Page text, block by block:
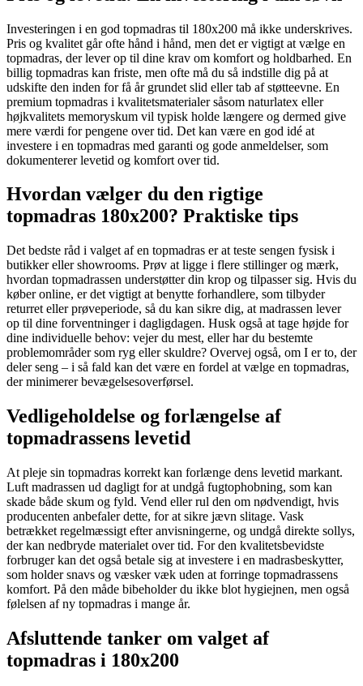
Investeringen i en god topmadras til 180x200 må ikke underskrives.
Pris og kvalitet går ofte hånd i hånd, men det er vigtigt at vælge en
topmadras, der lever op til dine krav om komfort og holdbarhed. En
billig topmadras kan friste, men ofte må du så indstille dig på at
udskifte den inden for få år grundet slid eller tab af støtteevne. En
premium topmadras i kvalitetsmaterialer såsom naturlatex eller
højkvalitets memoryskum vil typisk holde længere og dermed give
mere værdi for pengene over tid. Det kan være en god idé at
investere i en topmadras med garanti og gode anmeldelser, som
dokumenterer levetid og komfort over tid.
Hvordan vælger du den rigtige
topmadras 180x200? Praktiske tips
Det bedste råd i valget af en topmadras er at teste sengen fysisk i
butikker eller showrooms. Prøv at ligge i flere stillinger og mærk,
hvordan topmadrassen understøtter din krop og tilpasser sig. Hvis du
køber online, er det vigtigt at benytte forhandlere, som tilbyder
returret eller prøveperiode, så du kan sikre dig, at madrassen lever
op til dine forventninger i dagligdagen. Husk også at tage højde for
dine individuelle behov: vejer du mest, eller har du bestemte
problemområder som ryg eller skuldre? Overvej også, om I er to, der
deler seng – i så fald kan det være en fordel at vælge en topmadras,
der minimerer bevægelsesoverførsel.
Vedligeholdelse og forlængelse af
topmadrassens levetid
At pleje sin topmadras korrekt kan forlænge dens levetid markant.
Luft madrassen ud dagligt for at undgå fugtophobning, som kan
skade både skum og fyld. Vend eller rul den om nødvendigt, hvis
producenten anbefaler dette, for at sikre jævn slitage. Vask
betrækket regelmæssigt efter anvisningerne, og undgå direkte sollys,
der kan nedbryde materialet over tid. For den kvalitetsbevidste
forbruger kan det også betale sig at investere i en madrasbeskytter,
som holder snavs og væsker væk uden at forringe topmadrassens
komfort. På den måde bibeholder du ikke blot hygiejnen, men også
følelsen af ny topmadras i mange år.
Afsluttende tanker om valget af
topmadras i 180x200